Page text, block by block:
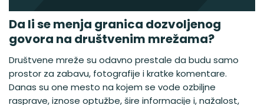
Da li se menja granica dozvoljenog
govora na društvenim mrežama?
Društvene mreže su odavno prestale da budu samo
prostor za zabavu, fotografije i kratke komentare.
Danas su one mesto na kojem se vode ozbiljne
rasprave, iznose optužbe, šire informacije i, nažalost,